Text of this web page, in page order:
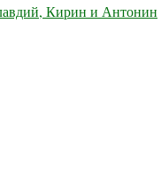
Кирин и Антонин